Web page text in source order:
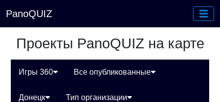
PanoQUIZ
Проекты PanoQUIZ на карте
Игры 360 Все опубликованные
Донецк Тип организации